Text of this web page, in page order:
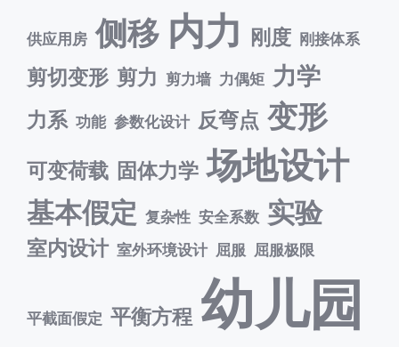
供应用房 侧移 内力 刚度 刚接体系
剪切变形 剪力 剪力墙 力偶矩 力学
力系 功能 参数化设计 反弯点 变形
可变荷载 固体力学 场地设计
基本假定 复杂性 安全系数 实验
室内设计 室外环境设计 屈服 屈服极限
平截面假定 平衡方程 幼儿园